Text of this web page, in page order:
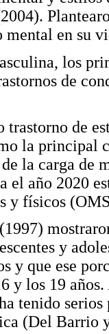
mental en su
los
de
trastorno de
la principal
la carga de
el año 2020
y físicos
y
y que ese
y los 19
tenido serios
(Del Barrio